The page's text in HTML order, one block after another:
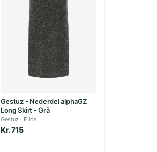
Gestuz - Nederdel alphaGZ
Long Skirt - Grå
Gestuz Ellos
Kr. 715